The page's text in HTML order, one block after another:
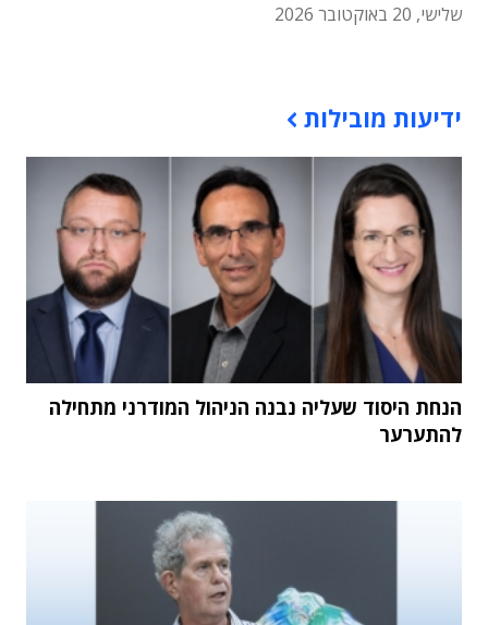
שלישי, 20 באוקטובר 2026
ידיעות מובילות
הנחת היסוד שעליה נבנה הניהול המודרני מתחילה
להתערער